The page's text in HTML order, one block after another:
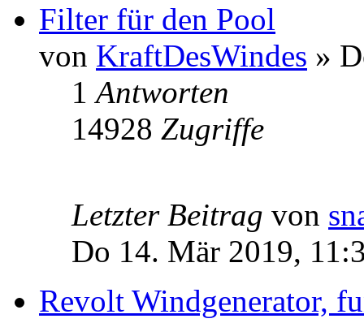
Filter für den Pool
von KraftDesWindes »
1Antworten
14928 Zugriffe
Letzter Beitrag von
Do 14. Mär 2019,
Revolt Windgenerator,